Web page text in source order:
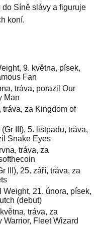
Síně slávy a figuruje
koní.
9. května, písek,
Fan
tráva, porazil Our
Man
tráva, za Kingdom of
III), 5. listpadu, tráva,
Snake Eyes
tráva, za
III), 25. září, tráva, za
21. února, písek,
(debut)
tráva, za
Fleet Wizard